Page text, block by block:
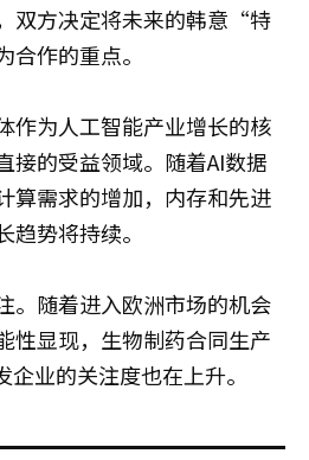
双方决定将未来的韩意“特
作的重点。
作为人工智能产业增长的核
接的受益领域。随着AI数据
算需求的增加，内存和先进
势将持续。
。随着进入欧洲市场的机会
性显现，生物制药合同生产
企业的关注度也在上升。